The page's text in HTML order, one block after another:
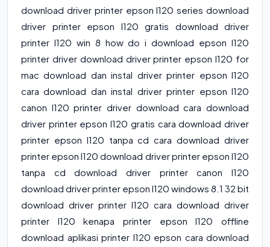
download driver printer epson l120 series download
driver printer epson l120 gratis download driver
printer l120 win 8 how do i download epson l120
printer driver download driver printer epson l120 for
mac download dan instal driver printer epson l120
cara download dan instal driver printer epson l120
canon l120 printer driver download cara download
driver printer epson l120 gratis cara download driver
printer epson l120 tanpa cd cara download driver
printer epson l120 download driver printer epson l120
tanpa cd download driver printer canon l120
download driver printer epson l120 windows 8.1 32 bit
download driver printer l120 cara download driver
printer l120 kenapa printer epson l120 offline
download aplikasi printer l120 epson cara download